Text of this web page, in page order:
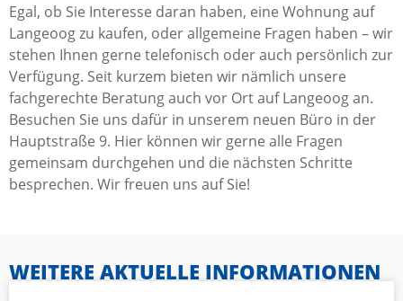
Egal, ob Sie Interesse daran haben, eine Wohnung auf
Langeoog zu kaufen, oder allgemeine Fragen haben – wir
stehen Ihnen gerne telefonisch oder auch persönlich zur
Verfügung. Seit kurzem bieten wir nämlich unsere
fachgerechte Beratung auch vor Ort auf Langeoog an.
Besuchen Sie uns dafür in unserem neuen Büro in der
Hauptstraße 9. Hier können wir gerne alle Fragen
gemeinsam durchgehen und die nächsten Schritte
besprechen. Wir freuen uns auf Sie!
WEITERE AKTUELLE INFORMATIONEN